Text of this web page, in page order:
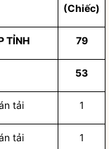
(Chiếc)
TỈNH 79
53
tải 1
tải 1